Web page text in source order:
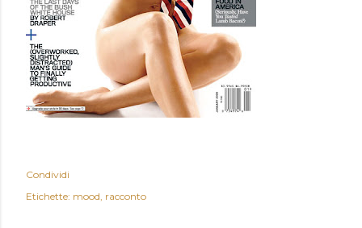
Condividi
Etichette: mood racconto